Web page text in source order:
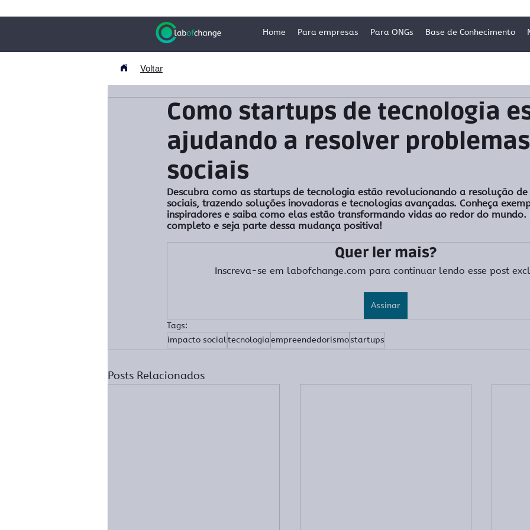
Home Para empresas Para ONGs Base de Conhecimento
Voltar
Como startups de tecnologia
ajudando a resolver problemas
sociais
Descubra como as startups de tecnologia estão revolucionando a resolução
sociais, trazendo soluções inovadoras e tecnologias avançadas. Conheça
inspiradores e saiba como elas estão transformando vidas ao redor do mundo.
completo e seja parte dessa mudança positiva!
Quer ler mais?
Inscreva-se em labofchange.com para continuar lendo esse post
Assinar
Tags:
impacto socialtecnologiaempreendedorismostartups
Posts Relacionados